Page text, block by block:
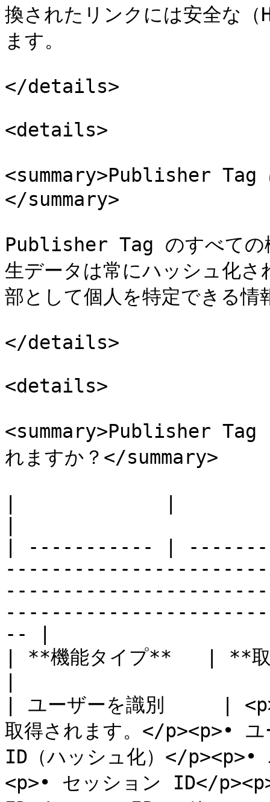
換されたリンクには安全な（
ます。
</details>
<details>
<summary>Publisher Tag
</summary>
Publisher Tag のすべての
生データは常にハッシュ化
部として個人を特定できる
</details>
<details>
<summary>Publisher Tag
れますか？</summary>
| ----------- |
-- |
| **機能タイプ**   | **取
| ユーザーを識別     | <p>
取得されます。</p><p>• ユ
ID（ハッシュ化）</
<p>• セッション ID</